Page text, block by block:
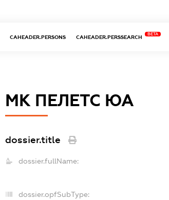
CAHEADER.PERSONS CAHEADER.PERSSEARCH
BETA
МК ПЕЛЕТС ЮА
dossier.title
dossier.fullName:
dossier.opfSubType: